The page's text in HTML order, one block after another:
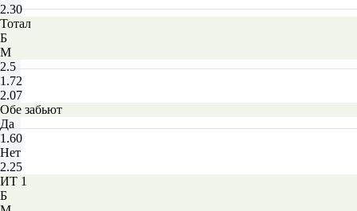
2.30
Тотал
Б
М
2.5
1.72
2.07
Обе забьют
Да
1.60
Нет
2.25
ИТ 1
Б